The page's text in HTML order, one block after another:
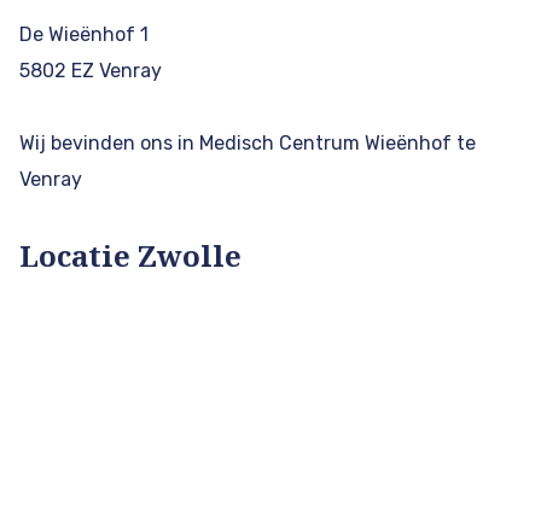
De Wieënhof 1
5802 EZ Venray
Wij bevinden ons in Medisch Centrum Wieënhof te
Venray
Locatie Zwolle